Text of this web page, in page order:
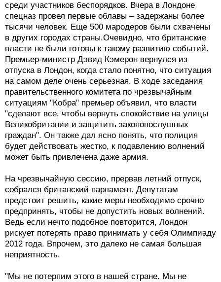
среди участников беспорядков. Вчера в Лондоне
спецназ провел первые облавы – задержаны более
тысячи человек. Еще 500 мародеров были схвачены
в других городах страны.Очевидно, что британские
власти не были готовы к такому развитию событий.
Премьер-министр Дэвид Кэмерон вернулся из
отпуска в Лондон, когда стало понятно, что ситуация
на самом деле очень серьезная. В ходе заседания
правительственного комитета по чрезвычайным
ситуациям "Кобра" премьер объявил, что власти
"сделают все, чтобы вернуть спокойствие на улицы
Великобритании и защитить законопослушных
граждан". Он также дал ясно понять, что полиция
будет действовать жестко, к подавлению волнений
может быть привлечена даже армия.
На чрезвычайную сессию, прервав летний отпуск,
собрался британский парламент. Депутатам
предстоит решить, какие меры необходимо срочно
предпринять, чтобы не допустить новых волнений.
Ведь если нечто подобное повторится, Лондон
рискует потерять право принимать у себя Олимпиаду
2012 года. Впрочем, это далеко не самая большая
неприятность.
"Мы не потерпим этого в нашей стране. Мы не